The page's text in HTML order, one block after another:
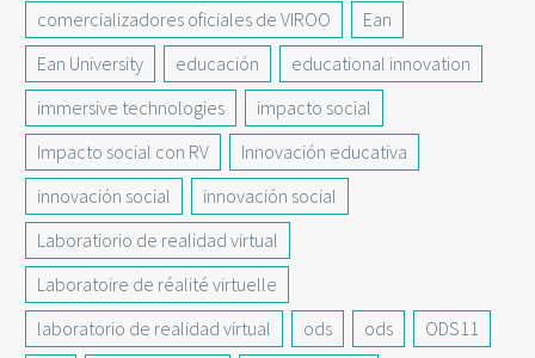
comercializadores oficiales de VIROO
Ean
Ean University
educación
educational innovation
immersive technologies
impacto social
Impacto social con RV
Innovación educativa
innovación social
innovación social
Laboratiorio de realidad virtual
Laboratoire de réalité virtuelle
laboratorio de realidad virtual
ods ods
ODS11